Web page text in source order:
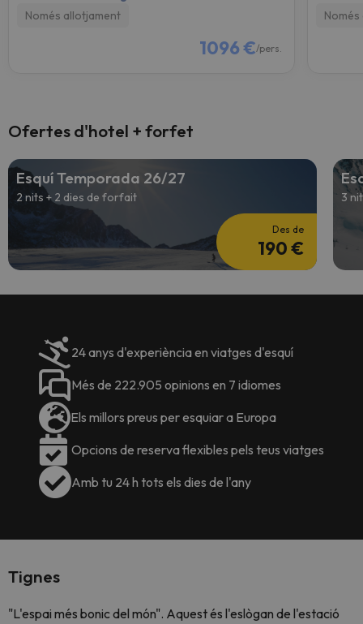
Només allotjament
1096 €/pers.
Ofertes d'hotel + forfet
Esquí Temporada 26/27
2 nits + 2 dies de forfait
Des de
190 €
3
24 anys d'experiència en viatges d'esquí
Més de 222.905 opinions en 7 idiomes
Els millors preus per esquiar a Europa
Opcions de reserva flexibles pels teus viatges
Amb tu 24 h tots els dies de l'any
Tignes
"L'espai més bonic del món". Aquest és l'eslògan de l'estació